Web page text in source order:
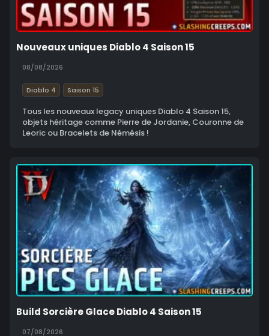
Nouveaux uniques Diablo 4 Saison 15
08/08/2026
Diablo 4 Saison 15
Tous les nouveaux legacy uniques Diablo 4 Saison 15,
objets héritage comme Pierre de Jordanie, Couronne de
Leoric ou Bracelets de Némésis !
Build Sorcière Glace Diablo 4 Saison 15
07/08/2026